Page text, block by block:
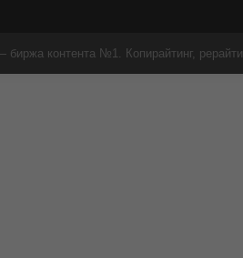
биржа контента №1. Копирайтинг,